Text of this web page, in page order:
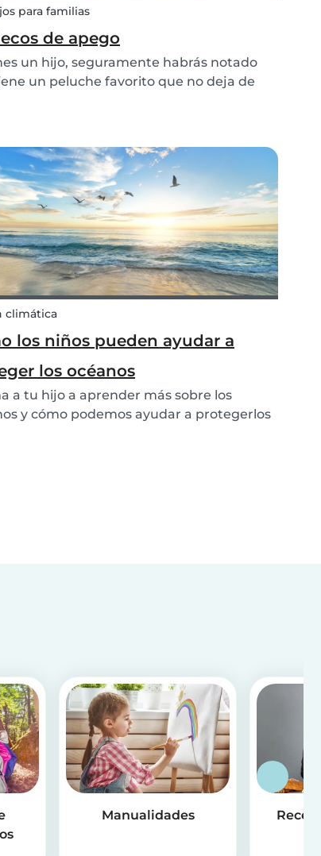
para familias
de apego
un hijo, seguramente habrás notado
un peluche favorito que no deja de
climática
los niños pueden ayudar a
los océanos
a tu hijo a aprender más sobre los
y cómo podemos ayudar a protegerlos
Manualidades